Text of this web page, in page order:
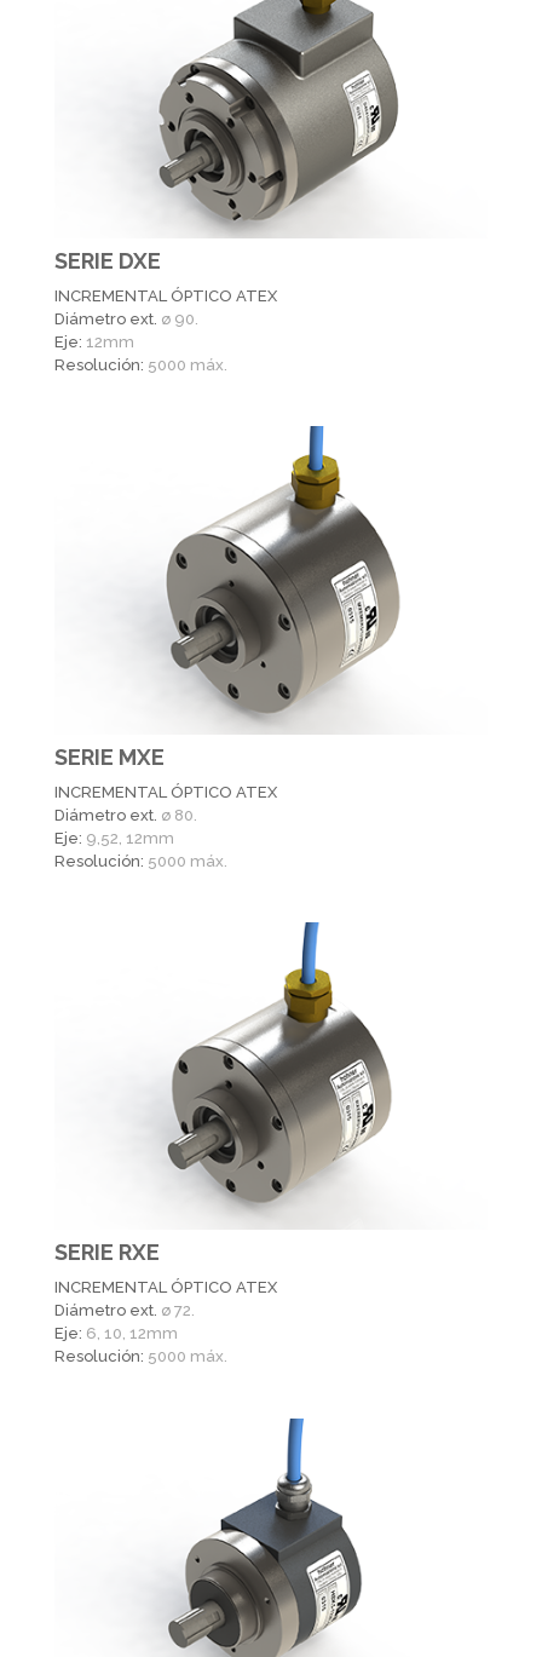
SERIE DXE
INCREMENTAL ÓPTICO ATEX
Diámetro ext. ø 90.
Eje: 12mm
Resolución: 5000 máx.
SERIE MXE
INCREMENTAL ÓPTICO ATEX
Diámetro ext. ø 80.
Eje: 9,52, 12mm
Resolución: 5000 máx.
SERIE RXE
INCREMENTAL ÓPTICO ATEX
Diámetro ext. ø 72.
Eje: 6, 10, 12mm
Resolución: 5000 máx.